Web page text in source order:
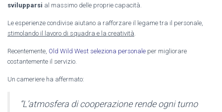
svilupparsi al massimo delle proprie capacità.
Le esperienze condivise aiutano a rafforzare il legame tra il personale,
stimolando il lavoro di squadra e la creatività
Recentemente, Old Wild West seleziona personale per migliorare
costantemente il servizio.
Un cameriere ha affermato:
“L’atmosfera di cooperazione rende ogni turno